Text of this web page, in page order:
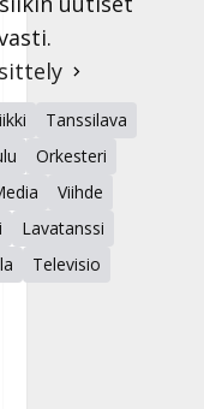
Tanssilava
Orkesteri
Viihde
Lavatanssi
Televisio